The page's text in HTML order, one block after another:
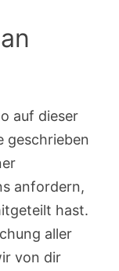
auf dieser
geschrieben
anfordern,
hast.
aller
von dir